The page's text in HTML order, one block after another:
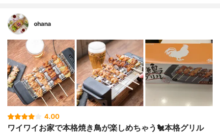
ohana
4.00
ワイワイお家で本格焼き鳥が楽しめちゃう🐔本格グリル